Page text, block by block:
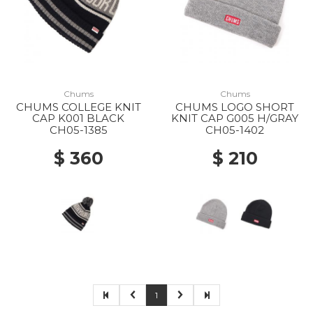
Chums
CHUMS COLLEGE KNIT
CAP K001 BLACK
CH05-1385
$ 360
Chums
CHUMS LOGO SHORT
KNIT CAP G005 H/GRAY
CH05-1402
$ 210
1